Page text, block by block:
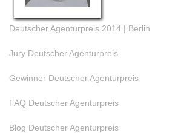
Deutscher Agenturpreis 2014 | Berlin
Jury Deutscher Agenturpreis
Gewinner Deutscher Agenturpreis
FAQ Deutscher Agenturpreis
Blog Deutscher Agenturpreis